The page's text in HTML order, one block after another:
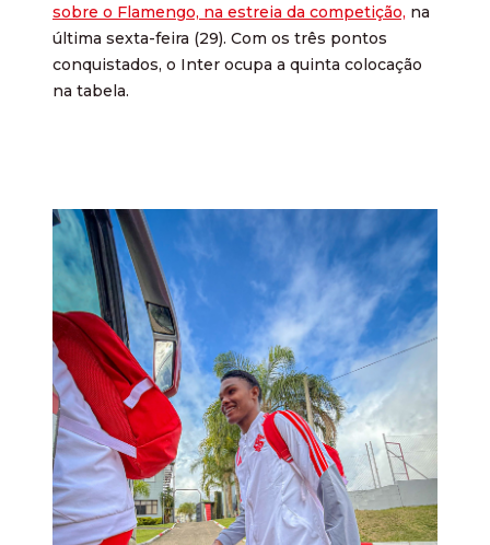
sobre o Flamengo, na estreia da competição, na
última sexta-feira (29). Com os três pontos
conquistados, o Inter ocupa a quinta colocação
na tabela.